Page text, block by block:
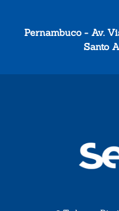
Pernambuco - Av.
Santo